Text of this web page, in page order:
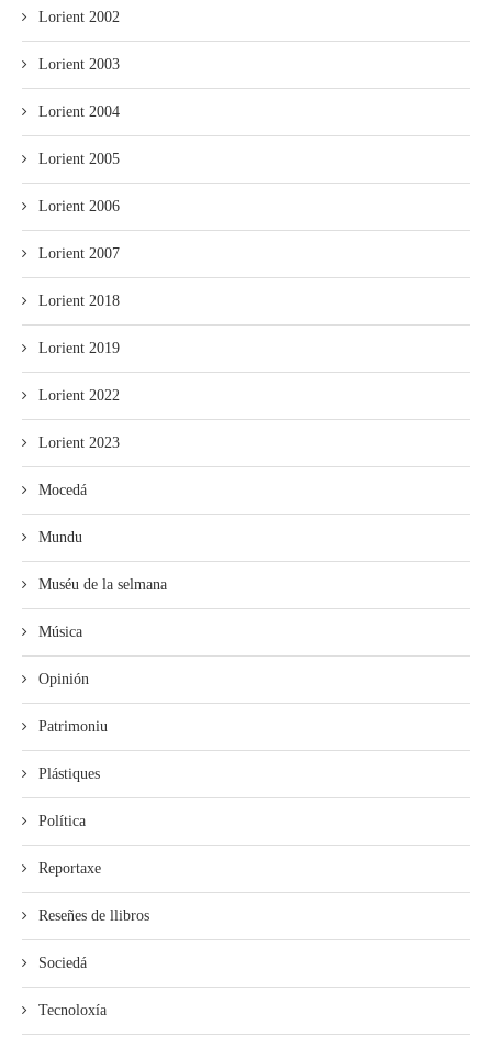
Lorient 2002
Lorient 2003
Lorient 2004
Lorient 2005
Lorient 2006
Lorient 2007
Lorient 2018
Lorient 2019
Lorient 2022
Lorient 2023
Mocedá
Mundu
Muséu de la selmana
Música
Opinión
Patrimoniu
Plástiques
Política
Reportaxe
Reseñes de llibros
Sociedá
Tecnoloxía